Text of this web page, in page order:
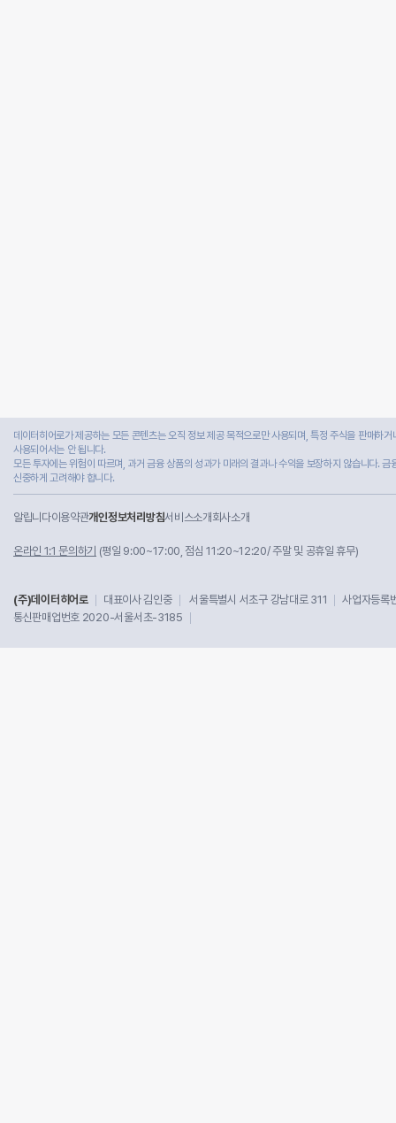
데이터히어로가 제공하는 모든 콘텐츠는 오직 정보 제공 목적으로만 사용되며, 특정 주식을 판매하
사용되어서는 안 됩니다.
모든 투자에는 위험이 따르며, 과거 금융 상품의 성과가 미래의 결과나 수익을 보장하지 않습니다.
신중하게 고려해야 합니다.
알립니다이용약관개인정보처리방침서비스소개 회사소개
온라인 1:1 문의하기 (평일 9:00~17:00, 점심 11:20~12:20/ 주말 및 공휴일 휴무)
(주)데이터히어로 대표이사 김인중 서울특별시 서초구 강남대로 311
사업자등
통신판매업번호 2020-서울서초-3185